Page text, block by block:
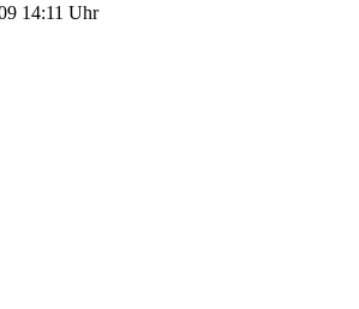
14:11 Uhr